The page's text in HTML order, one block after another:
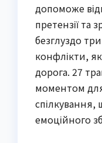
допоможе
претензії та
безглуздо
конфлікти,
дорога. 27
моментом
емоційного